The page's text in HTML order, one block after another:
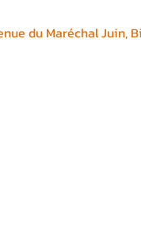
du Maréchal Juin,